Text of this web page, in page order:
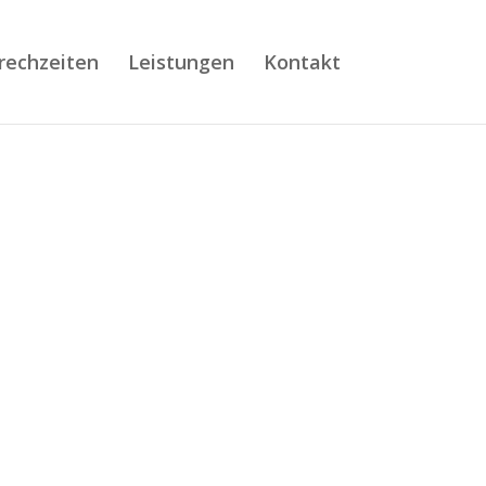
Leistungen Kontakt